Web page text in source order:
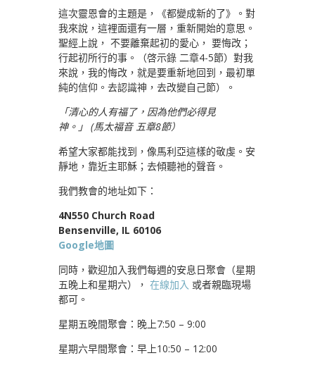
這次靈恩會的主題是，《都變成新的了》。對
我來說，這裡面還有一層，重新開始的意思。
聖經上說， 不要離棄起初的愛心， 要悔改；
行起初所行的事。（啓示錄 二章4-5節）對我
來說，我的悔改，就是要重新地回到，最初單
純的信仰。去認識神，去改變自己節）。
「清心的人有福了，因為他們必得見
神。」 (馬太福音 五章8節）
希望大家都能找到，像馬利亞這樣的敬虔。安
靜地，靠近主耶穌；去傾聽祂的聲音。
我們教會的地址如下：
4N550 Church Road
Bensenville, IL 60106
Google地圖
同時，歡迎加入我們每週的安息日聚會（星期
五晚上和星期六）， 在線加入 或者親臨現場
都可。
星期五晚間聚會：晚上7:50 – 9:00
星期六早間聚會：早上10:50 – 12:00